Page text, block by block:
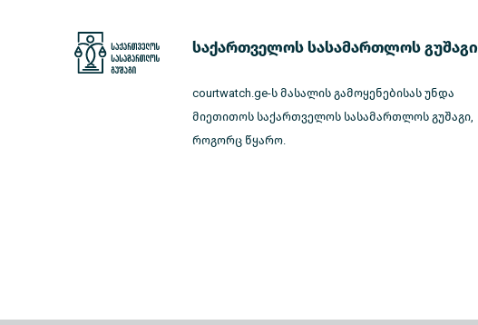
საქართველოს სასამართლოს გუშაგი
courtwatch.ge-ს მასალის გამოყენებისას უნდა
მიეთითოს საქართველოს სასამართლოს გუშაგი,
როგორც წყარო.